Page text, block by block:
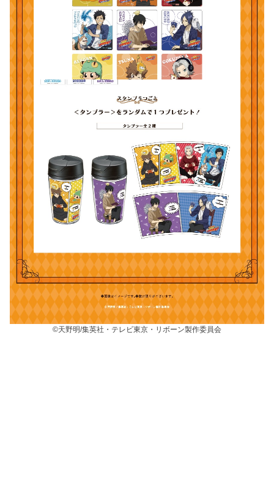
©天野明/集英社・テレビ東京・リボーン製作委員会